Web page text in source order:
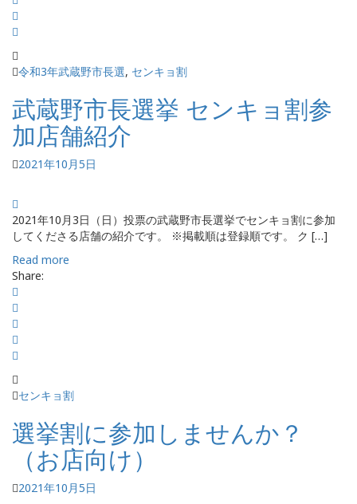
令和3年武蔵野市長選, センキョ割
武蔵野市長選挙 センキョ割参
加店舗紹介
2021年10月5日
2021年10月3日（日）投票の武蔵野市長選挙でセンキョ割に参加
してくださる店舗の紹介です。 ※掲載順は登録順です。 ク […]
Read more
Share:
センキョ割
選挙割に参加しませんか？
（お店向け）
2021年10月5日